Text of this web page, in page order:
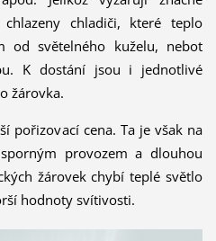
chladiči, které teplo
od světelného kuželu, neboť
K dostání jsou i jednotlivé
žárovka.
pořizovací cena. Ta je však na
provozem a dlouhou
žárovek chybí teplé světlo
hodnoty svítivosti.